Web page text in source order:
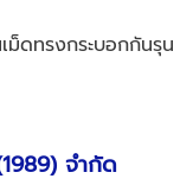
ดทรงกระบอกกันรุน
จำกัด